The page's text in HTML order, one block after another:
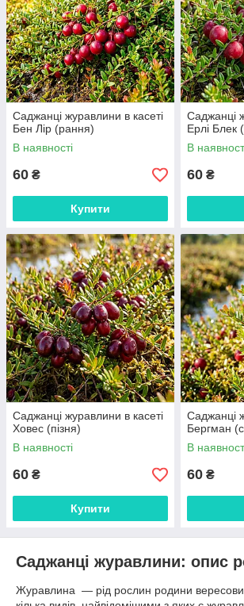
Саджанці журавлини в касеті
Бен Лір (рання)
В наявності
60 ₴
Купити
Саджанці
Ерлі Блек
В
60 ₴
Саджанці журавлини в касеті
Ховес (пізня)
В наявності
60 ₴
Купити
Саджанці
Бергман
В
60 ₴
Саджанці журавлини: опис
Журавлина — рід рослин родини